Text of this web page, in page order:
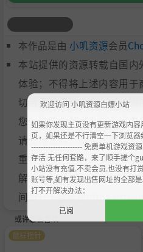
本作品是由 小叽资源会员
本站提供的资源转载自国
体验；不得将上述内容用
切后果请用户自负。您必须
您的电脑中彻底删除上述内
请支持正版，购买注册，
重视版权问题，如有侵权
解！E-mail：
间断开下载链接
https://
或许您会喜欢
鼠标指针
欢迎访问 小叽资源白嫖小站
如果你发现主页没有更新游戏内
页，如果还是不行清空一下浏览
--------------------- 免费单机游戏资
存活 无任何套路，来了顺手搓个
小站没有充值.不卖会员.也没有打
账号等,如有发现出售网址的全部
打不开解决办法：
已阅